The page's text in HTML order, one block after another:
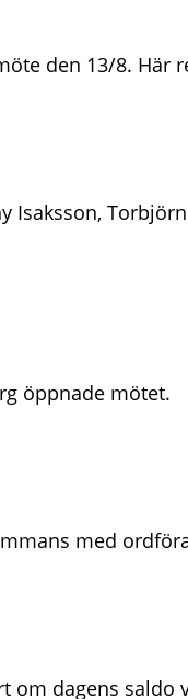
den 13/8. Här
Isaksson,
öppnade mötet.
med
om dagens